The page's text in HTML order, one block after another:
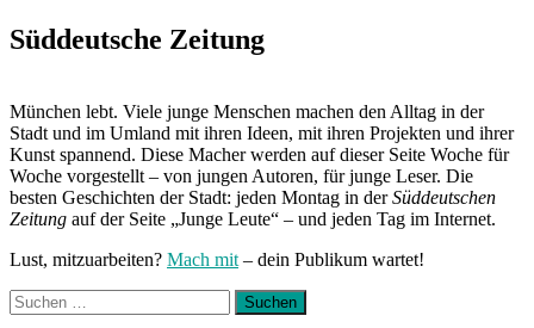
Post:
Süddeutsche Zeitung
München lebt. Viele junge Menschen machen den Alltag in der
Stadt und im Umland mit ihren Ideen, mit ihren Projekten und ihrer
Kunst spannend. Diese Macher werden auf dieser Seite Woche für
Woche vorgestellt – von jungen Autoren, für junge Leser. Die
besten Geschichten der Stadt: jeden Montag in derSüddeutschen
Zeitung auf der Seite „Junge Leute“ – und jeden Tag im Internet.
Lust, mitzuarbeiten? Mach mit – dein Publikum wartet!
Suchen
nach: